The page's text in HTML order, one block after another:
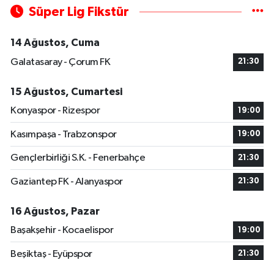
Süper Lig Fikstür
14 Ağustos, Cuma
Galatasaray - Çorum FK
21:30
15 Ağustos, Cumartesi
Konyaspor - Rizespor
19:00
Kasımpaşa - Trabzonspor 19:00
Gençlerbirliği S.K. - Fenerbahçe 21:30
Gaziantep FK - Alanyaspor 21:30
16 Ağustos, Pazar
Başakşehir - Kocaelispor
19:00
Beşiktaş - Eyüpspor 21:30